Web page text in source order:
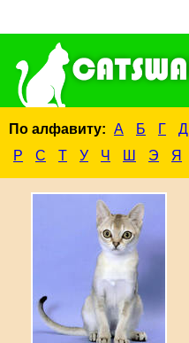
По алфавиту: А Б Г Д
Р
С Т У Ч Ш Э Я